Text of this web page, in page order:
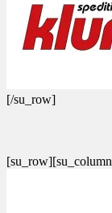
[/su_row]